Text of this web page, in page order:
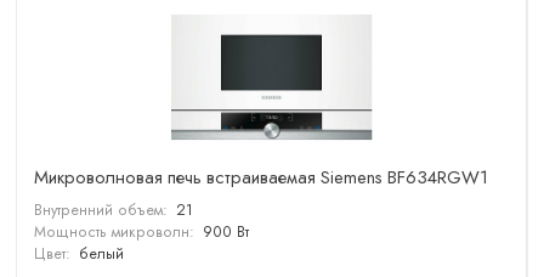
Микроволновая печь встраиваемая Siemens BF634RGW1
Внутренний объем: 21
Мощность микроволн: 900 Вт
Цвет: белый